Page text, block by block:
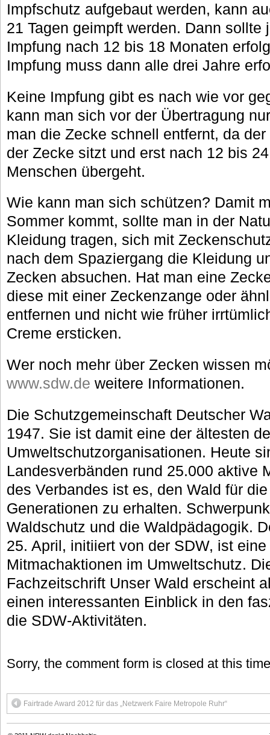
Impfschutz aufgebaut werden, kann
21 Tagen geimpft werden. Dann sollte
Impfung nach 12 bis 18 Monaten
Impfung muss dann alle drei Jahre
Keine Impfung gibt es nach wie vor
kann man sich vor der Übertragung
man die Zecke schnell entfernt, da
der Zecke sitzt und erst nach 12 bis
Menschen übergeht.
Wie kann man sich schützen? Damit
Sommer kommt, sollte man in der
Kleidung tragen, sich mit
nach dem Spaziergang die Kleidung
Zecken absuchen. Hat man eine
diese mit einer Zeckenzange oder
entfernen und nicht wie früher
Creme ersticken.
Wer noch mehr über Zecken wissen
www.sdw.de weitere Informationen.
Die Schutzgemeinschaft Deutscher
1947. Sie ist damit eine der ältesten
Umweltschutzorganisationen. Heute
Landesverbänden rund 25.000 aktive
des Verbandes ist es, den Wald für
Generationen zu erhalten.
Waldschutz und die Waldpädagogik.
25. April, initiiert von der SDW, ist
Mitmachaktionen im Umweltschutz.
Fachzeitschrift Unser Wald erscheint
einen interessanten Einblick in den
die SDW-Aktivitäten.
Sorry, the comment form is closed at this
Fairtrade Award 2012 für das „Netzwerk Faire Metropole Ruhr“